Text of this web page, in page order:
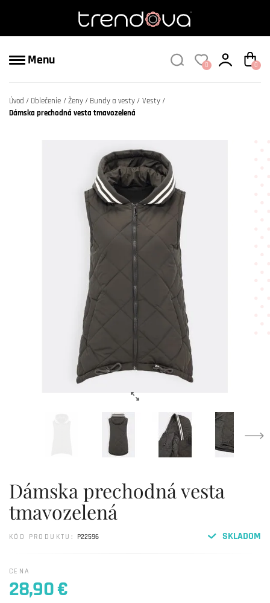
Menu 0 0
Úvod Oblečenie Ženy Bundy a vesty
Vesty
Dámska prechodná vesta tmavozelená
Dámska prechodná vesta
tmavozelená
SKLADOM
KÓD PRODUKTU: P22596
CENA
28,90 €